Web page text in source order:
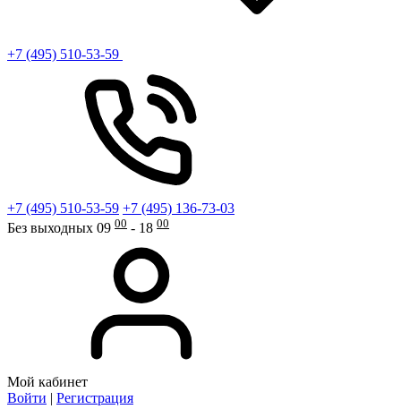
+7 (495) 510-53-59
+7 (495) 510-53-59 +7 (495) 136-73-03
Без выходных 09 00 - 18 00
Мой кабинет
Войти | Регистрация